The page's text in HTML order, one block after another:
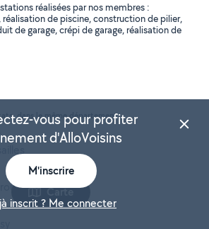
réalisées par nos membres :
de piscine, construction de pilier,
de garage, crépi de garage, réalisation de
dans le même département
Carte
vous pour profiter
d'AlloVoisins
M'inscrire
inscrit ? Me connecter